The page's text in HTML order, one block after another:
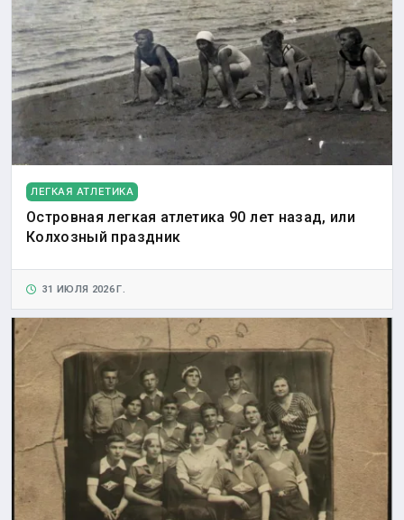
ЛЕГКАЯ АТЛЕТИКА
Островная легкая атлетика 90 лет назад, или
Колхозный праздник
31 ИЮЛЯ 2026 Г.